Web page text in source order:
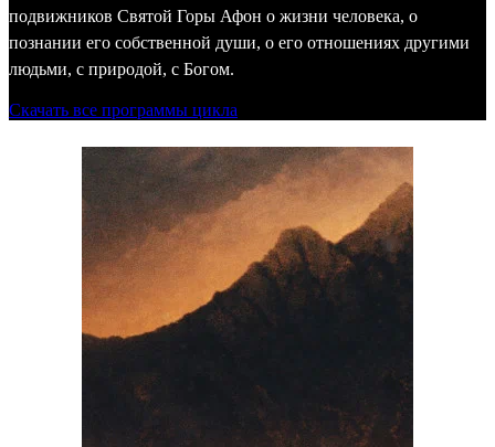
подвижников Святой Горы Афон о жизни человека, о
познании его собственной души, о его отношениях другими
людьми, с природой, с Богом.
Скачать все программы цикла